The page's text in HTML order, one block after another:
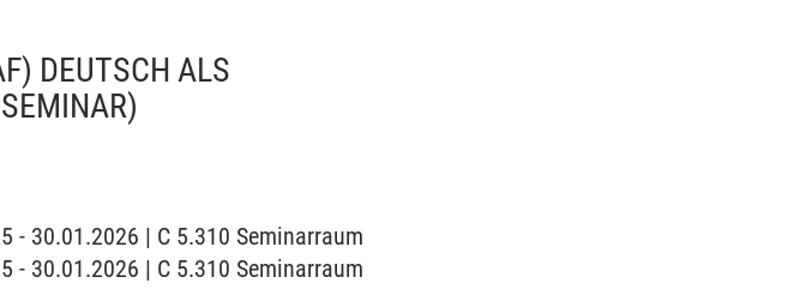
DEUTSCH ALS
- 30.01.2026 | C 5.310 Seminarraum
- 30.01.2026 | C 5.310 Seminarraum